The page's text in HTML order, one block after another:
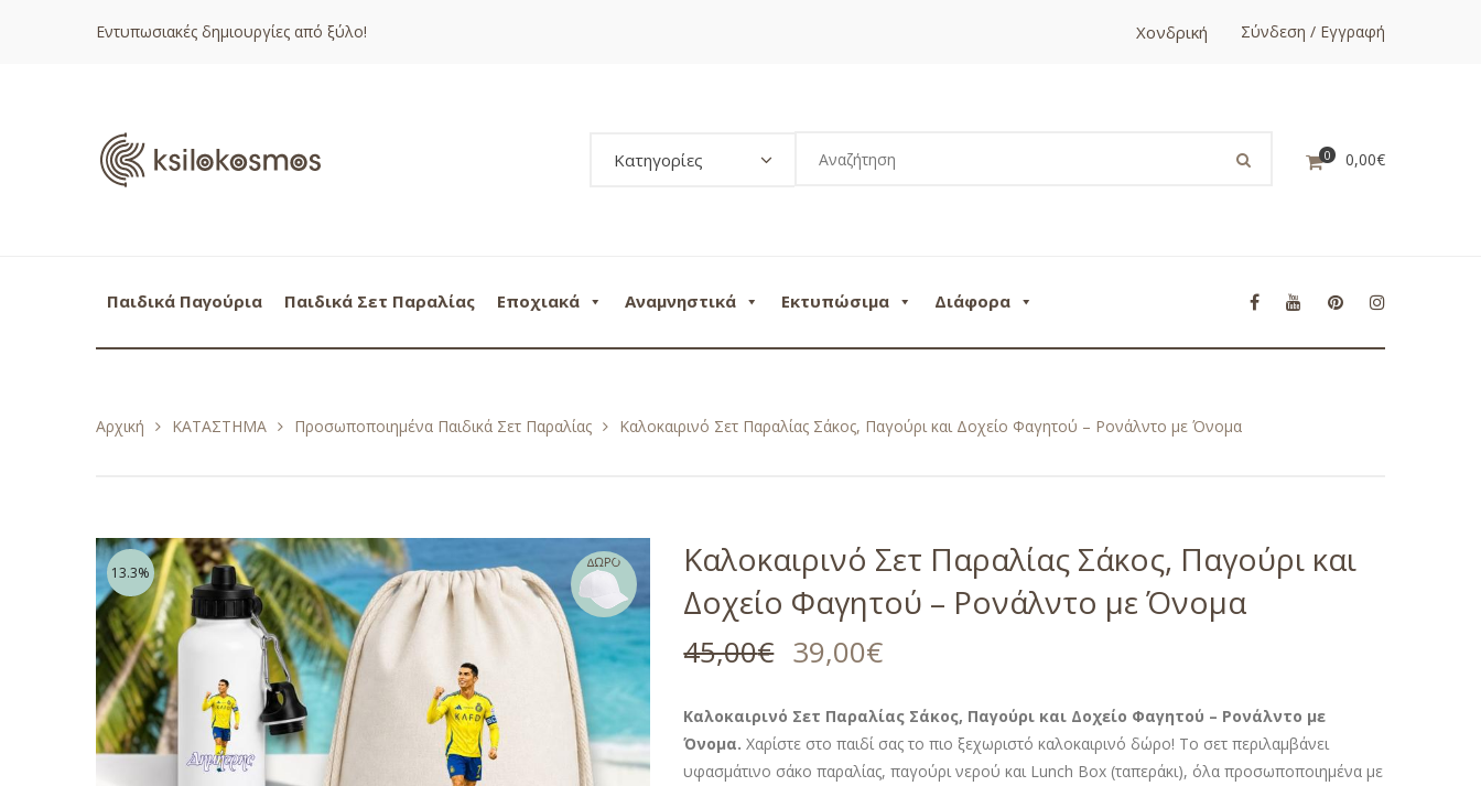
Εντυπωσιακές δημιουργίες από ξύλο! Χονδρική Σύνδεση / Εγγραφή
Κατηγορίες 0 0,00€
Παιδικά Παγούρια Παιδικά Σετ Παραλίας Εποχιακά Αναμνηστικά Εκτυπώσιμα Διάφορα
Αρχική ΚΑΤΑΣΤΗΜΑ Προσωποποιημένα Παιδικά Σετ Παραλίας Καλοκαιρινό Σετ Παραλίας Σάκος, Παγούρι και Δοχείο Φαγητού – Ρονάλντο με Όνομα
13.3%
Καλοκαιρινό Σετ Παραλίας Σάκος, Παγούρι και
Δοχείο Φαγητού – Ρονάλντο με Όνομα
45,00€ 39,00€
Καλοκαιρινό Σετ Παραλίας Σάκος, Παγούρι και Δοχείο Φαγητού – Ρονάλντο με
Όνομα.Χαρίστε στο παιδί σας το πιο ξεχωριστό καλοκαιρινό δώρο! Το σετ περιλαμβάνει
υφασμάτινο σάκο παραλίας, παγούρι νερού και Lunch Box (ταπεράκι), όλα προσωποποιημένα με